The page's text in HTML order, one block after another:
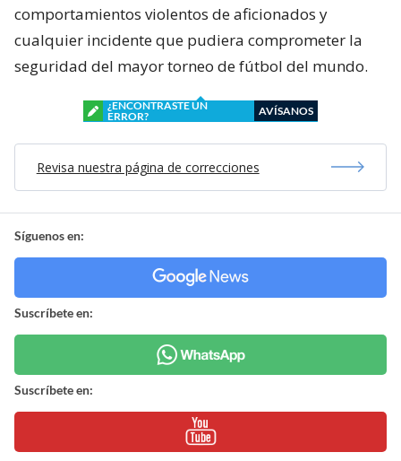
comportamientos violentos de aficionados y
cualquier incidente que pudiera comprometer la
seguridad del mayor torneo de fútbol del mundo.
¿ENCONTRASTE UN
ERROR?
AVÍSANOS
Revisa nuestra página de correcciones
Síguenos en:
Suscríbete en:
Suscríbete en: